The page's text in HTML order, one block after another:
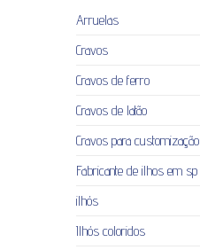
Arruelas
Cravos
Cravos de ferro
Cravos de latão
Cravos para customização
Fabricante de ilhos em sp
ilhós
Ilhós coloridos